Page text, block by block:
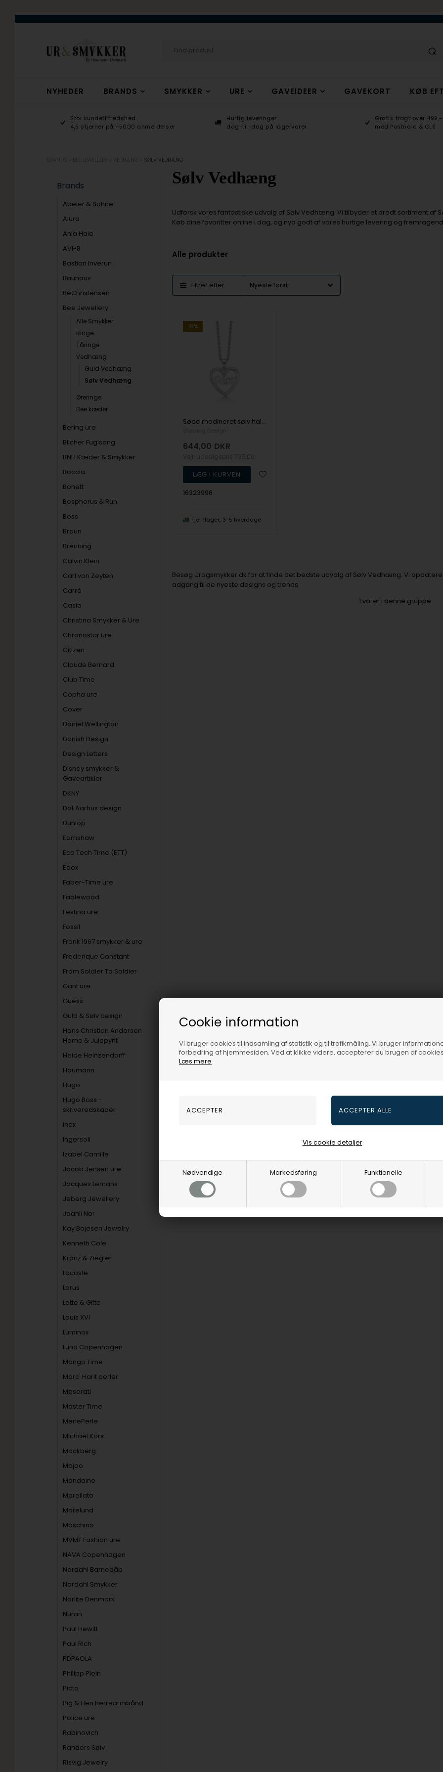
Cookie information
Vi bruger cookies til indsamling af statistik og til trafikmåling. Vi bruger
forbedring af hjemmesiden. Ved at klikke videre, accepterer du brugen af
Læs mere
Nødvendige Markedsføring Funktionelle
Vis cookie detaljer
NYHEDER BRANDS SMYKKER URE GAVEIDEER GAVEKORT KØB
Stor kundetilfredshed
4,5 stjerner på +5000 anmeldelser
Hurtig leveringer
dag-til-dag på lagervarer
Gratis fragt over 499,-
med Postnord & GLS
SØLV VEDHÆNG
Brands
Abeler & Söhne
Alura
Ania Haie
AVI-8
Bastian Inverun
Bauhaus
BeChristensen
Bee Jewellery
Alle Smykker
Ringe
Tåringe
Vedhæng
Guld Vedhæng
Sølv Vedhæng
Øreringe
Bee kæder
Bering ure
Blicher Fuglsang
BNH Kæder & Smykker
Boccia
Bonett
Bosphorus & Ruh
Boss
Braun
Breuning
Calvin Klein
Carl von Zeyten
Carré
Casio
Christina Smykker & Ure
Chronostar ure
Citizen
Claude Bernard
Club Time
Copha ure
Cover
Daniel Wellington
Danish Design
Design Letters
Disney smykker &
Gaveartikler
DKNY
Dot Aarhus design
Dunlop
Earnshaw
Eco Tech Time (ETT)
Edox
Faber-Time ure
Fablewood
Festina ure
Fossil
Frank 1967 smykker & ure
Frederique Constant
From Soldier To Soldier
Gant ure
Guess
Guld & Sølv design
Hans Christian Andersen
Home & Julepynt
Heide Heinzendorff
Houmann
Hugo
Hugo Boss -
skriveredskaber
Inex
Ingersoll
Izabel Camille
Jacob Jensen ure
Jacques Lemans
Jeberg Jewellery
Joanli Nor
Kay Bojesen Jewelry
Kenneth Cole
Kranz & Ziegler
Lacoste
Lorus
Lotte & Gitte
Louis XVI
Luminox
Lund Copenhagen
Mango Time
Marc' Harit perler
Maserati
Master Time
MerlePerle
Michael Kors
Mockberg
Mojoo
Mondaine
Morellato
Morelund
Moschino
MVMT Fashion ure
NAVA Copenhagen
Nordahl Barnedåb
Nordahl Smykker
Norlite Denmark
Nuran
Paul Hewitt
Paul Rich
PDPAOLA
Philipp Plein
Picto
Pig & Hen herrearmbånd
Police ure
Rabinovich
Randers Sølv
Risvig Jewelry
Sølv Vedhæng
Udforsk vores fantastiske udvalg af Sølv Vedhæng. Vi tilbyder et bredt sortiment af
Køb dine favoritter online i dag, og nyd godt af vores hurtige levering og
Alle produkter
Filtrer efter
19%
Søde rhodineret sølv halskæde med et hjerte med "Mor" inden i, samt syntetiske cubic zirconia i den venstre side af kant. Kæden er rhodineret sølv i længde 42-45 cm. fra Støvring Design
644,00 DKR
16323996
Fjernlager 3-5 hverdage
Besøg Urogsmykker.dk for at finde det bedste udvalg af Sølv Vedhæng. Vi
adgang til de nyeste designs og trends.
1 varer i denne gruppe